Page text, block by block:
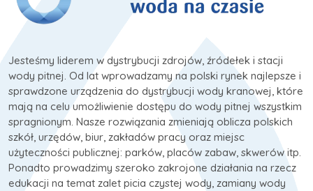
Jesteśmy liderem w dystrybucji zdrojów, źródełek i stacji
wody pitnej. Od lat wprowadzamy na polski rynek najlepsze i
sprawdzone urządzenia do dystrybucji wody kranowej, które
mają na celu umożliwienie dostępu do wody pitnej wszystkim
spragnionym. Nasze rozwiązania zmieniają oblicza polskich
szkół, urzędów, biur, zakładów pracy oraz miejsc
użyteczności publicznej: parków, placów zabaw, skwerów itp.
Ponadto prowadzimy szeroko zakrojone działania na rzecz
edukacji na temat zalet picia czystej wody, zamiany wody